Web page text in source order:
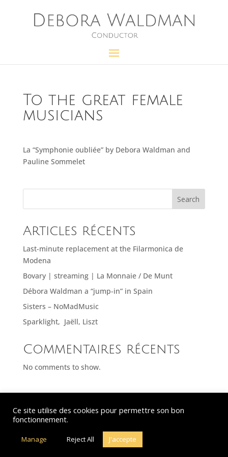
To the great female
musicians
La “Symphonie oubliée” by Debora Waldman and
Pauline Sommelet
Search
Articles récents
Last-minute replacement at the Filarmonica de
Modena
Bovary | streaming | La Monnaie / De Munt
Débora Waldman a “jump-in” in Spain
Sisters – NoMadMusic
Sparklight, Jaëll, Liszt
Commentaires récents
No comments to show.
© Debora Waldman – 2021-2026 – All rights reserved - Hosting : OVH –
Ce site utilise des cookies pour permettre son bon
fonctionnement.
Manage Reject All J'accepte